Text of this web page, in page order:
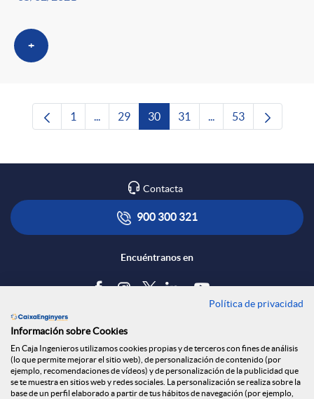
+
Página
1 ...Páginas intermedias Use TAB para
Página
29 Página
30 Página
31 ...Páginas intermedias
Página
53
Contacta
900 300 321
Encuéntranos en
Tablón de anuncios
Política de cookies
Aviso legal
Política de privacidad
Información sobre Cookies
En Caja Ingenieros utilizamos cookies propias y de terceros con fines de análisis
(lo que permite mejorar el sitio web), de personalización de contenido (por
ejemplo, recomendaciones de vídeos) y de personalización de la publicidad que
se te muestra en sitios web y redes sociales. La personalización se realiza sobre la
base de un perfil elaborado a partir de tus hábitos de navegación (por ejemplo,